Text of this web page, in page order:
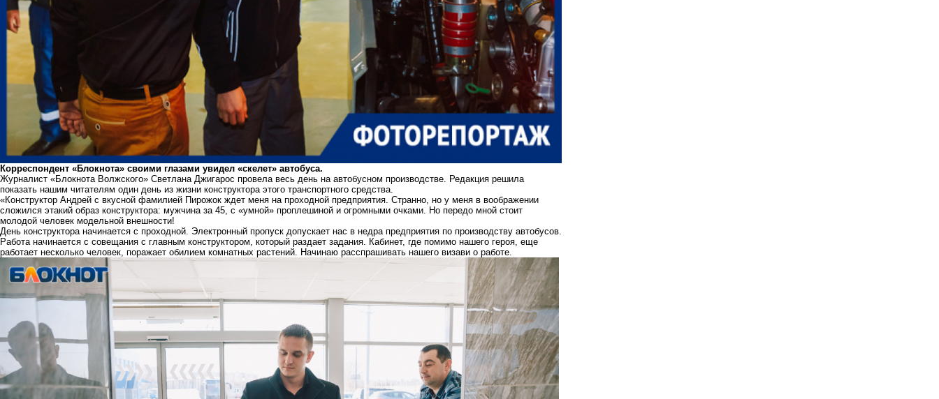
Корреспондент «Блокнота» своими глазами увидел «скелет» автобуса.
Журналист «Блокнота Волжского» Светлана Джигарос провела весь день на автобусном производстве. Редакция решила
показать нашим читателям один день из жизни конструктора этого транспортного средства.
«Конструктор Андрей с вкусной фамилией Пирожок ждет меня на проходной предприятия. Странно, но у меня в воображении
сложился этакий образ конструктора: мужчина за 45, с «умной» проплешиной и огромными очками. Но передо мной стоит
молодой человек модельной внешности!
День конструктора начинается с проходной. Электронный пропуск допускает нас в недра предприятия по производству автобусов.
Работа начинается с совещания с главным конструктором, который раздает задания. Кабинет, где помимо нашего героя, еще
работает несколько человек, поражает обилием комнатных растений. Начинаю расспрашивать нашего визави о работе.